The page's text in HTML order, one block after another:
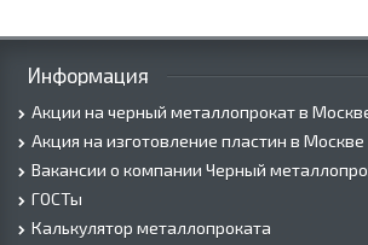
Информация
Акции на черный металлопрокат в
Акция на изготовление пластин в Москве
Вакансии о компании Черный
ГОСТы
Калькулятор металлопроката